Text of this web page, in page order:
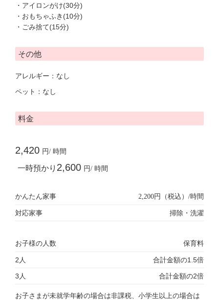
・アイロンがけ(30分)
・おもちゃふき(10分)
・ごみ捨て(15分)
その他
アレルギー：なし
ペット：なし
料金
2,420 円/ 時間
一時預かり 2,600 円/ 時間
かんたん家事 2,200円（税込）/時間
対応家事 掃除・洗濯
お子様の人数 保育料
2人 合計金額の1.5倍
3人 合計金額の2倍
お子さまが未就学年齢の場合は非課税、小学生以上の場合は